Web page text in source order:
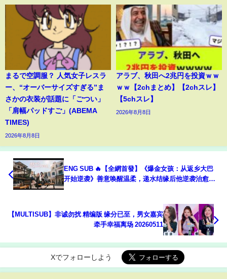
まるで空調服？ 人気女子レスラ
ー、“オーバーサイズすぎる”ま
さかの衣装が話題に「ごつい」
「肩幅パッドすご」(ABEMA
TIMES)
2026年8月8日
アラブ、秋田へ2兆円を投資ｗｗ
ｗｗ【2chまとめ】【2chスレ】
【5chスレ】
2026年8月8日
ENG SUB 🔥【全網首發】《爆金女孩：从返乡大巴
开始逆袭》善意唤醒温柔，递水结缘后他逆袭治愈人
【MULTISUB】非诚勿扰 精编版 缘分已至，男女嘉宾
牵手幸福离场 20260511
Xでフォローしよう